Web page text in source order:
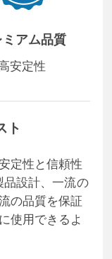
ミアム品質
安定性
ト
定性と信頼性
品設計、一流の
の品質を保証
使用できるよ